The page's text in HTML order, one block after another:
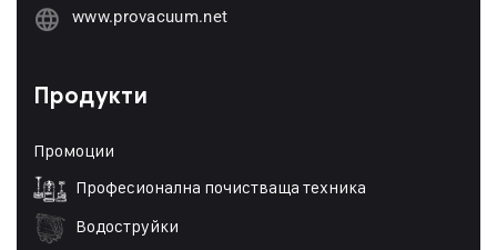
www.provacuum.net
Продукти
Промоции
Професионална почистваща техника
Водоструйки